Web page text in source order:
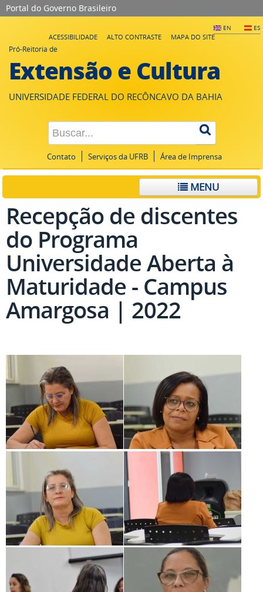
Portal do Governo Brasileiro
EN ES
ACESSIBILIDADE ALTO CONTRASTE
MAPA DO SITE
Pró-Reitoria de
Extensão e Cultura
UNIVERSIDADE FEDERAL DO RECÔNCAVO DA BAHIA
Contato Serviços da UFRB Área de Imprensa
MENU
Recepção de discentes
do Programa
Universidade Aberta à
Maturidade - Campus
Amargosa | 2022